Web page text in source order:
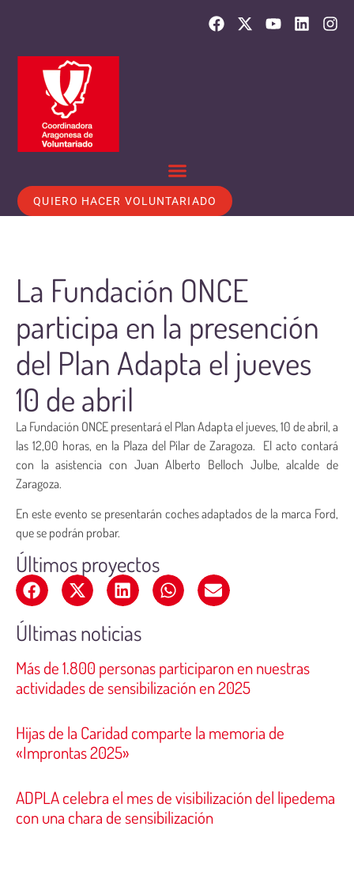
QUIERO HACER VOLUNTARIADO
La Fundación ONCE
participa en la presención
del Plan Adapta el jueves
10 de abril
La Fundación ONCE presentará el Plan Adapta el jueves, 10 de abril, a
las 12,00 horas, en la Plaza del Pilar de Zaragoza. El acto contará
con la asistencia con Juan Alberto Belloch Julbe, alcalde de
Zaragoza.
En este evento se presentarán coches adaptados de la marca Ford,
que se podrán probar.
Últimos proyectos
Últimas noticias
Más de 1.800 personas participaron en nuestras
actividades de sensibilización en 2025
Hijas de la Caridad comparte la memoria de
«Improntas 2025»
ADPLA celebra el mes de visibilización del lipedema
con una chara de sensibilización